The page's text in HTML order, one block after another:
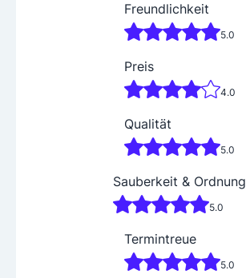
Freundlichkeit
5.0
Preis
4.0
Qualität
5.0
Sauberkeit & Ordnung
5.0
Termintreue
5.0